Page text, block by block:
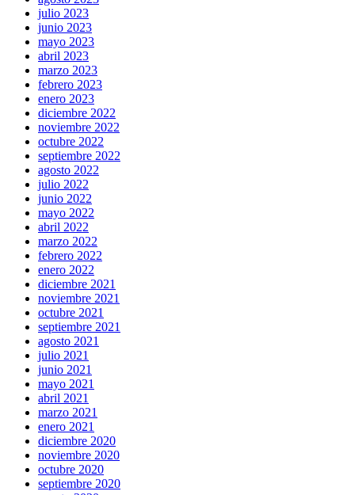
julio 2023
junio 2023
mayo 2023
abril 2023
marzo 2023
febrero 2023
enero 2023
diciembre 2022
noviembre 2022
octubre 2022
septiembre 2022
agosto 2022
julio 2022
junio 2022
mayo 2022
abril 2022
marzo 2022
febrero 2022
enero 2022
diciembre 2021
noviembre 2021
octubre 2021
septiembre 2021
agosto 2021
julio 2021
junio 2021
mayo 2021
abril 2021
marzo 2021
enero 2021
diciembre 2020
noviembre 2020
octubre 2020
septiembre 2020